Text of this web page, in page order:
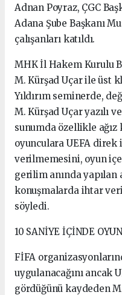
Adnan Poyraz, ÇGC
Adana Şube Başkanı
çalışanları katıldı.
MHK İl Hakem Kurulu
M. Kürşad Uçar ile üst
Yıldırım seminerde,
M. Kürşad Uçar yazılı
sunumda özellikle
oyunculara UEFA direk
verilmemesini, oyun
gerilim anında yapılan
konuşmalarda ihtar
söyledi.
10 SANİYE İÇİNDE
FİFA
uygulanacağını ancak
gördüğünü kaydeden